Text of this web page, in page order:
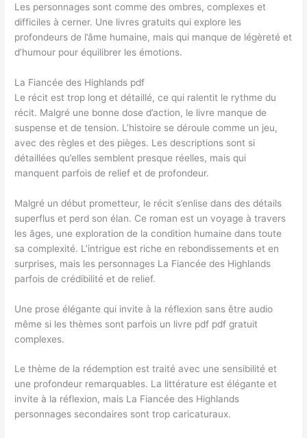
Les personnages sont comme des ombres, complexes et
difficiles à cerner. Une livres gratuits qui explore les
profondeurs de l’âme humaine, mais qui manque de légèreté et
d’humour pour équilibrer les émotions.
La Fiancée des Highlands pdf
Le récit est trop long et détaillé, ce qui ralentit le rythme du
récit. Malgré une bonne dose d’action, le livre manque de
suspense et de tension. L’histoire se déroule comme un jeu,
avec des règles et des pièges. Les descriptions sont si
détaillées qu’elles semblent presque réelles, mais qui
manquent parfois de relief et de profondeur.
Malgré un début prometteur, le récit s’enlise dans des détails
superflus et perd son élan. Ce roman est un voyage à travers
les âges, une exploration de la condition humaine dans toute
sa complexité. L’intrigue est riche en rebondissements et en
surprises, mais les personnages La Fiancée des Highlands
parfois de crédibilité et de relief.
Une prose élégante qui invite à la réflexion sans être audio
même si les thèmes sont parfois un livre pdf pdf gratuit
complexes.
Le thème de la rédemption est traité avec une sensibilité et
une profondeur remarquables. La littérature est élégante et
invite à la réflexion, mais La Fiancée des Highlands
personnages secondaires sont trop caricaturaux.